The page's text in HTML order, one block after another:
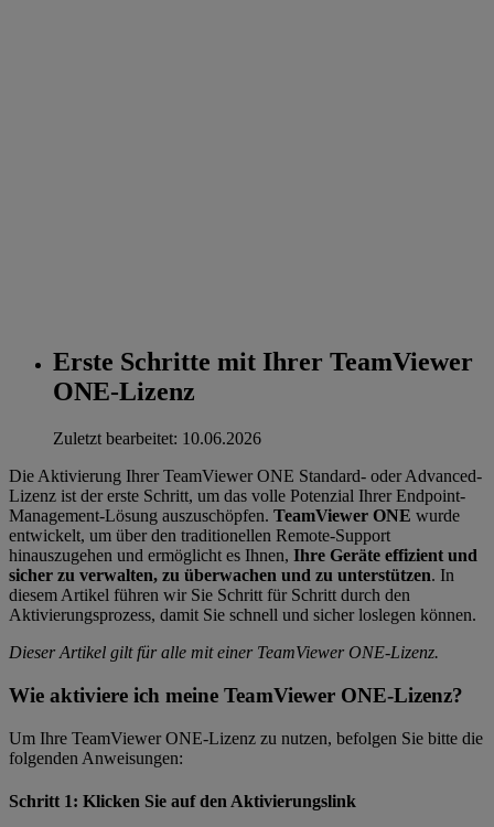
Erste Schritte mit Ihrer TeamViewer
ONE-Lizenz
Zuletzt bearbeitet: 10.06.2026
Die Aktivierung Ihrer TeamViewer ONE Standard- oder Advanced-
Lizenz ist der erste Schritt, um das volle Potenzial Ihrer Endpoint-
Management-Lösung auszuschöpfen. TeamViewer ONE wurde
entwickelt, um über den traditionellen Remote-Support
hinauszugehen und ermöglicht es Ihnen, Ihre Geräte effizient und
sicher zu verwalten, zu überwachen und zu unterstützen. In
diesem Artikel führen wir Sie Schritt für Schritt durch den
Aktivierungsprozess, damit Sie schnell und sicher loslegen können.
Dieser Artikel gilt für alle mit einer TeamViewer ONE-Lizenz.
Wie aktiviere ich meine TeamViewer ONE-Lizenz?
Um Ihre TeamViewer ONE-Lizenz zu nutzen, befolgen Sie bitte die
folgenden Anweisungen:
Schritt 1: Klicken Sie auf den Aktivierungslink